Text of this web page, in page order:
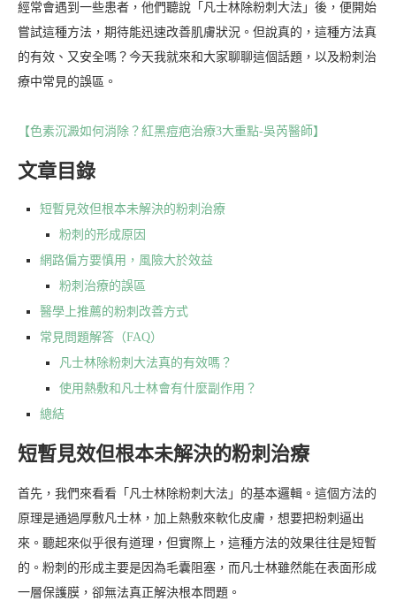
經常會遇到一些患者，他們聽說「凡士林除粉刺大法」後，便開始
嘗試這種方法，期待能迅速改善肌膚狀況。但說真的，這種方法真
的有效、又安全嗎？今天我就來和大家聊聊這個話題，以及粉刺治
療中常見的誤區。
【色素沉澱如何消除？紅黑痘疤治療3大重點-吳芮醫師】
文章目錄
短暫見效但根本未解決的粉刺治療
粉刺的形成原因
網路偏方要慎用，風險大於效益
粉刺治療的誤區
醫學上推薦的粉刺改善方式
常見問題解答（FAQ）
凡士林除粉刺大法真的有效嗎？
使用熱敷和凡士林會有什麼副作用？
總結
短暫見效但根本未解決的粉刺治療
首先，我們來看看「凡士林除粉刺大法」的基本邏輯。這個方法的
原理是通過厚敷凡士林，加上熱敷來軟化皮膚，想要把粉刺逼出
來。聽起來似乎很有道理，但實際上，這種方法的效果往往是短暫
的。粉刺的形成主要是因為毛囊阻塞，而凡士林雖然能在表面形成
一層保護膜，卻無法真正解決根本問題。